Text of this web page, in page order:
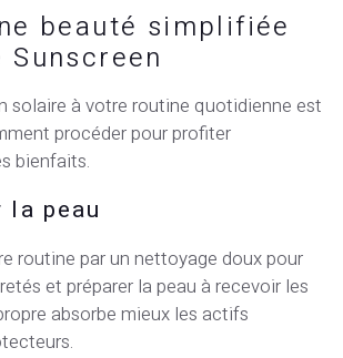
beauté simplifiée
solaire à votre routine quotidienne est
procéder pour profiter
bienfaits.
peau
routine par un nettoyage doux pour
et préparer la peau à recevoir les
absorbe mieux les actifs